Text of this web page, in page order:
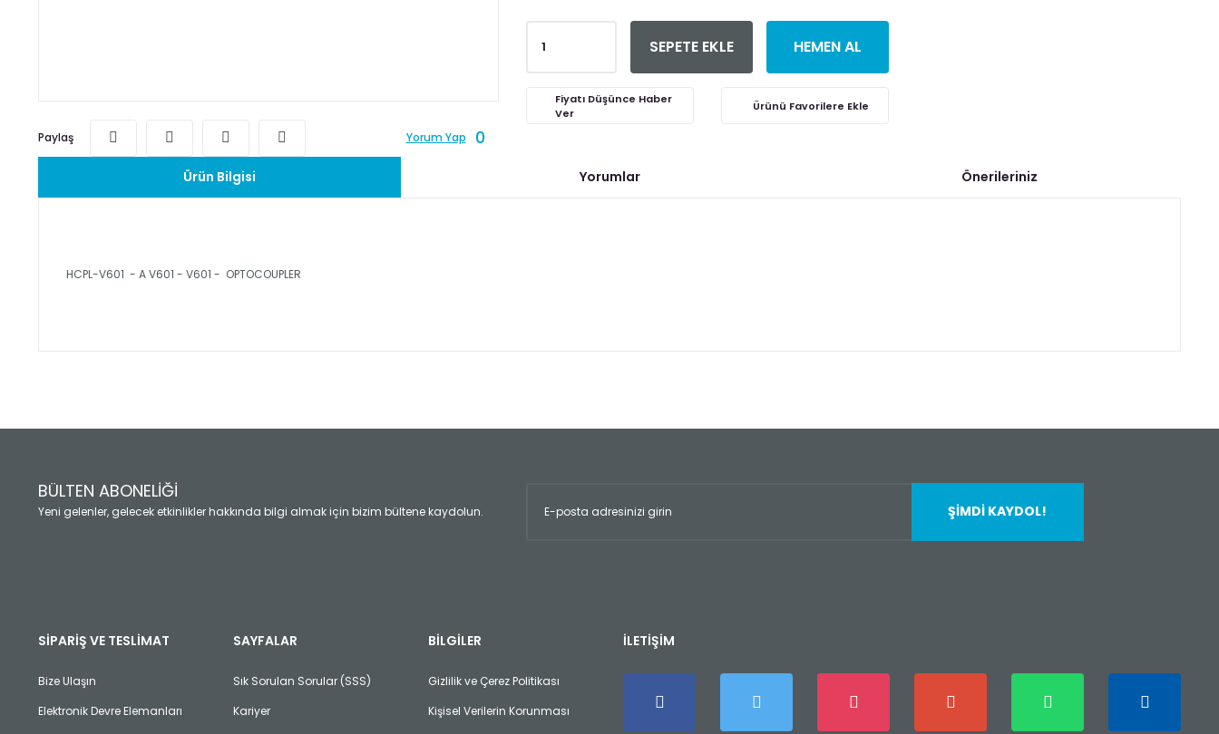
Paylaş Yorum Yap 0
SEPETE EKLE HEMEN AL
Fiyatı Düşünce Haber
Ver
Ürün Bilgisi Yorumlar Önerileriniz
HCPL-V601 - A V601 - V601 - OPTOCOUPLER
Yorum Yaz
Ürün açıklamasında eksik bilgiler bulunuyor.
Ürün fiyatı diğer sitelerden daha pahalı.
Bu ürüne benzer farklı alternatifler olmalı.
BÜLTEN ABONELİĞİ
Yeni gelenler, gelecek etkinlikler hakkında bilgi almak için bizim bültene kaydolun. ŞİMDİ KAYDOL!
SİPARİŞ VE TESLİMAT
Bize Ulaşın
Elektronik Devre Elemanları
SAYFALAR
Sık Sorulan Sorular (SSS)
Kariyer
BİLGİLER
Gizlilik ve Çerez Politikası
Kişisel Verilerin Korunması
İLETİŞİM